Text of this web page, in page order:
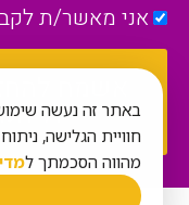
באתר זה נעשה שימוש
חוויית הגלישה,
מהווה הסכמתך ל
אני מאשר/ת